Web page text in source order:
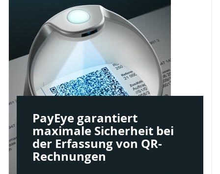
PayEye garantiert
maximale Sicherheit bei
der Erfassung von QR-
Rechnungen